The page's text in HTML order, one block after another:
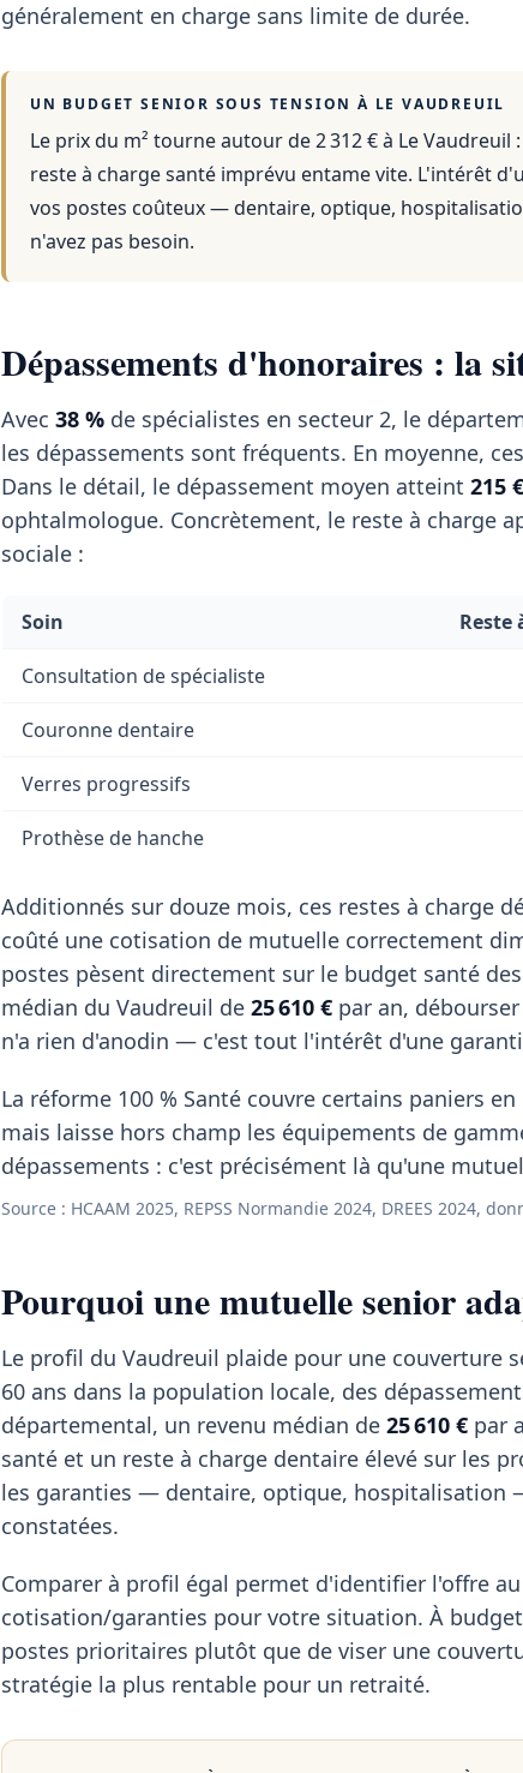
généralement en charge sans limite de durée.
UN BUDGET SENIOR SOUS TENSION À LE VAUDREUIL
Le prix du m² tourne autour de 2 312 €à Le Vaudreuil
reste à charge santé imprévu entame vite. L'intérêt
vos postes coûteux — dentaire, optique,
n'avez pas besoin.
Dépassements d'honoraires : la
Avec 38 % de spécialistes en secteur 2, le
les dépassements sont fréquents. En moyenne,
Dans le détail, le dépassement moyen atteint 215 €
ophtalmologue. Concrètement, le reste à charge
sociale :
Soin Reste
Consultation de spécialiste
Couronne dentaire
Verres progressifs
Prothèse de hanche
Additionnés sur douze mois, ces restes à charge
coûté une cotisation de mutuelle correctement
postes pèsent directement sur le budget santé
médian du Vaudreuil de 25 610 € par an, débourser
n'a rien d'anodin — c'est tout l'intérêt d'une
La réforme 100 % Santé couvre certains paniers
mais laisse hors champ les équipements de
dépassements : c'est précisément là qu'une
Source : HCAAM 2025, REPSS Normandie 2024, DREES 2024,
Pourquoi une mutuelle senior
Le profil du Vaudreuil plaide pour une couverture
60 ans dans la population locale, des
départemental, un revenu médian de 25 610 € par
santé et un reste à charge dentaire élevé sur les
les garanties — dentaire, optique, hospitalisation
constatées.
Comparer à profil égal permet d'identifier l'offre
cotisation/garanties pour votre situation. À
postes prioritaires plutôt que de viser une
stratégie la plus rentable pour un retraité.